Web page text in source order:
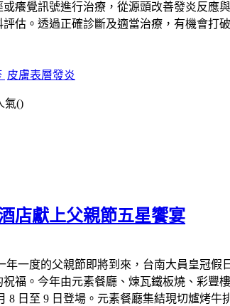
癢覺訊號進行治療，從源頭改善發炎反
估。透過正確診斷及適當治療，有機會打
皮膚表層發炎
氣()
店獻上父親節五星饗宴
年一度的父親節即將到來，台南大員皇冠
福。今年由元素餐廳、煉瓦鐵板燒、彩豐
8 日至 9 日登場。元素餐廳集結現切爐烤